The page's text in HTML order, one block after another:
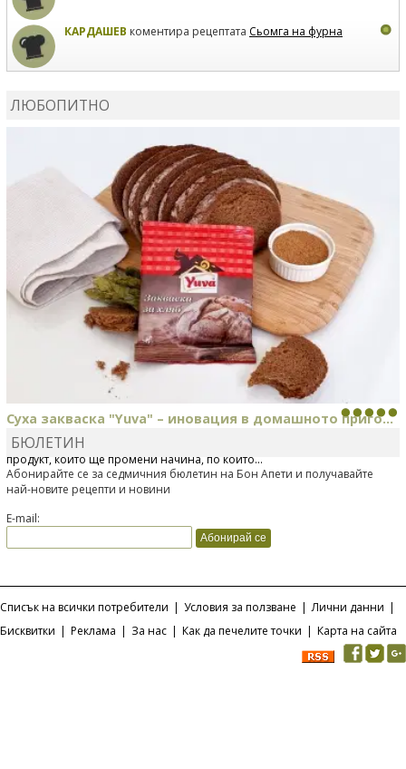
КАРДАШЕВ коментира рецептата Сьомга на фурна
ЛЮБОПИТНО
Суха закваска "Yuva" – иновация в домашното приго...
Отскоро Лесафр България стартира предлагането на изцяло нов
продукт, който ще промени начина, по който...
БЮЛЕТИН
Абонирайте се за седмичния бюлетин на Бон Апети и получавайте
най-новите рецепти и новини
E-mail:
Списък на всички потребители | Условия за ползване | Лични данни |
Бисквитки | Реклама | За нас | Как да печелите точки | Карта на сайта